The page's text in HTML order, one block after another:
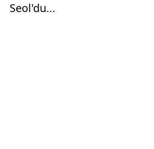
Seol'du...